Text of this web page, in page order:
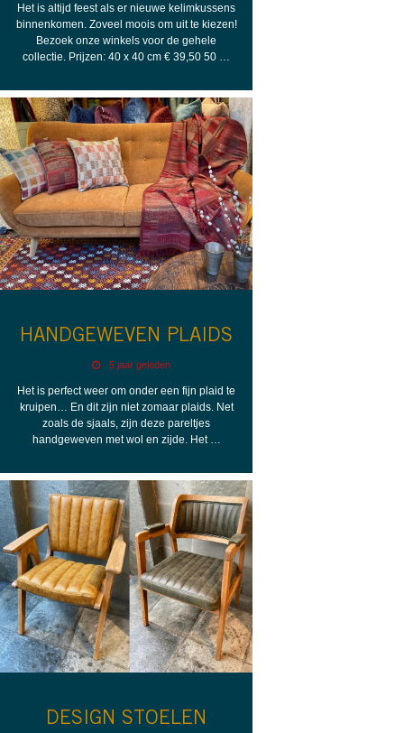
Het is altijd feest als er nieuwe kelimkussens
binnenkomen. Zoveel moois om uit te kiezen!
Bezoek onze winkels voor de gehele
collectie. Prijzen: 40 x 40 cm € 39,50 50 …
HANDGEWEVEN PLAIDS
5 jaar geleden
Het is perfect weer om onder een fijn plaid te
kruipen… En dit zijn niet zomaar plaids. Net
zoals de sjaals, zijn deze pareltjes
handgeweven met wol en zijde. Het …
DESIGN STOELEN